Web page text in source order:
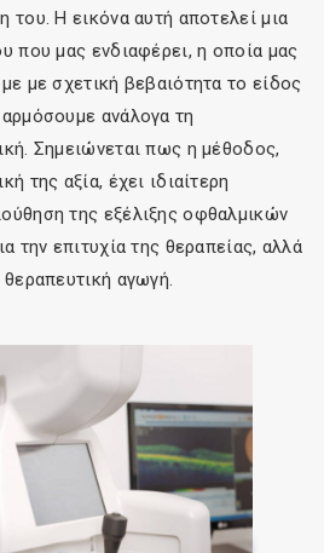
του. Η εικόνα αυτή αποτελεί μια
που μας ενδιαφέρει, η οποία μας
με σχετική βεβαιότητα το είδος
ανάλογα τη
Σημειώνεται πως η μέθοδος,
της αξία, έχει ιδιαίτερη
της εξέλιξης οφθαλμικών
την επιτυχία της θεραπείας, αλλά
αγωγή.